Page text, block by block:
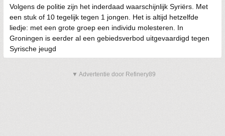
Volgens de politie zijn het inderdaad waarschijnlijk Syriërs. Met
een stuk of 10 tegelijk tegen 1 jongen. Het is altijd hetzelfde
liedje: met een grote groep een individu molesteren. In
Groningen is eerder al een gebiedsverbod uitgevaardigd tegen
Syrische jeugd
▼ Advertentie door Refinery89